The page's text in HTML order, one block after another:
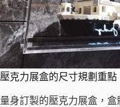
壓克力展盒的尺寸規劃重點
量身訂製的壓克力展盒，